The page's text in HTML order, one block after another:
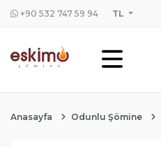
+90 532 747 59 94 TL
Anasayfa Odunlu Şömine